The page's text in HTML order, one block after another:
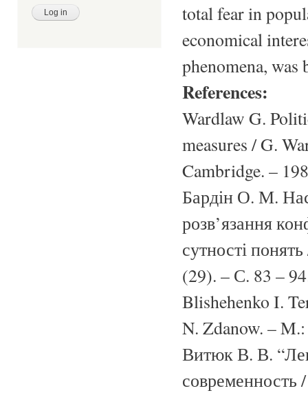
total fear in
economical
phenomena, was
References:
Wardlaw G.
measures / G.
Cambridge. –
Бардін О. М.
розв’язання
сутності
(29). – С. 83 –
Blishehenko I.
N. Zdanow. –
Витюк В. В.